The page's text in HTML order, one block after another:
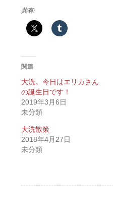
共有:
関連
大洗。今日はエリカさん
の誕生日です！
2019年3月6日
未分類
大洗散策
2018年4月27日
未分類